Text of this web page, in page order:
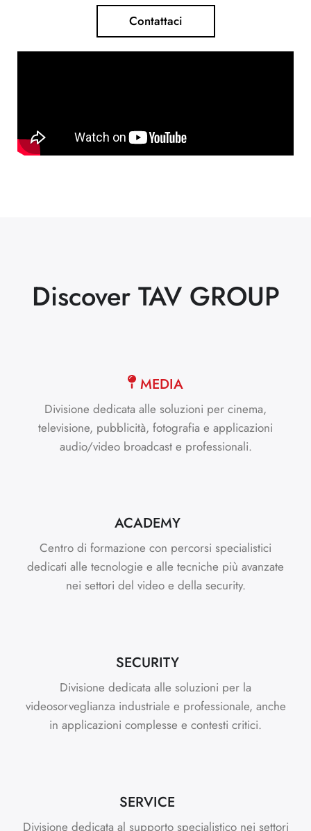
Contattaci
Discover TAV GROUP
MEDIA
Divisione dedicata alle soluzioni per cinema,
televisione, pubblicità, fotografia e applicazioni
audio/video broadcast e professionali.
ACADEMY
Centro di formazione con percorsi specialistici
dedicati alle tecnologie e alle tecniche più avanzate
nei settori del video e della security.
SECURITY
Divisione dedicata alle soluzioni per la
videosorveglianza industriale e professionale, anche
in applicazioni complesse e contesti critici.
SERVICE
Divisione dedicata al supporto specialistico nei settori